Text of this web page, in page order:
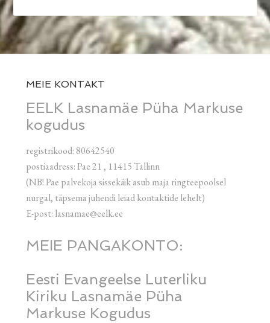
MEIE KONTAKT
EELK Lasnamäe Püha Markuse
kogudus
registrikood: 80642540
postiaadress: Pae 21 , 11415 Tallinn
(NB! Pae palvekoja sissekäik asub maja ringteepoolsel
nurgal, täpsema juhendi leiad kontaktide lehelt)
E-post: lasnamae@eelk.ee
MEIE PANGAKONTO:
Eesti Evangeelse Luterliku
Kiriku Lasnamäe Püha
Markuse Kogudus